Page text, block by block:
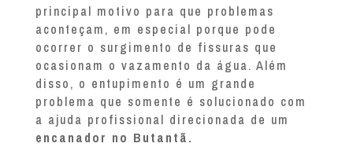
principal motivo para que problemas
aconteçam, em especial porque pode
ocorrer o surgimento de fissuras que
ocasionam o vazamento da água. Além
disso, o entupimento é um grande
problema que somente é solucionado com
a ajuda profissional direcionada de um
encanador no Butantã.